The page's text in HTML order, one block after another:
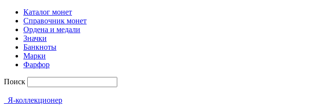
Каталог монет
Справочник монет
Ордена и медали
Значки
Банкноты
Марки
Фарфор
Поиск
Я-коллекционер